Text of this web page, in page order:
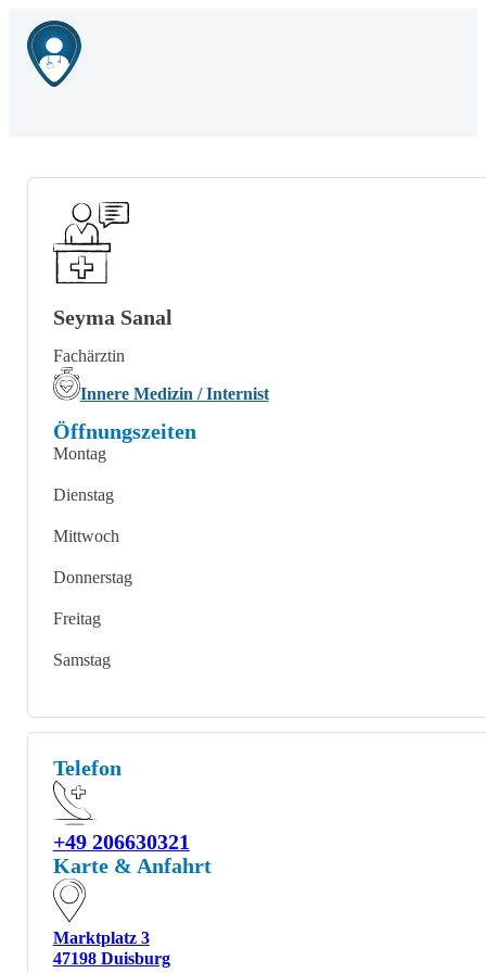
Telefon
+49 206630321
Karte & Anfahrt
Marktplatz 3
47198 Duisburg
Seyma Sanal
Fachärztin
Innere Medizin / Internist
Öffnungszeiten
Montag
Dienstag
Mittwoch
Donnerstag
Freitag
Samstag